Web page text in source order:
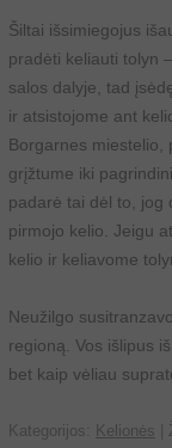
Šiltai išsimiegojus
pradėti keliauti tolyn
salos dalyje, tad
ir atsistojome ant
Borgarnes miestelio,
grįžtume iki
padarė tai dėl to, jog
pirmojo kelio. Jeigu
kelio ir keliavome
Neužilgo
regioną. Vos išlipus
bet kaip vėliau
Kategorijos: Kelionės |